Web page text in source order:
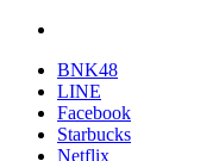
BNK48
LINE
Facebook
Starbucks
Netflix